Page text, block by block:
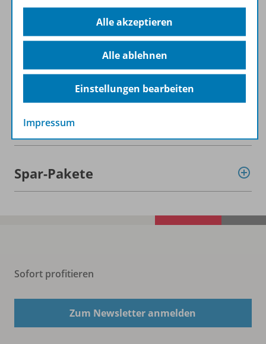
Informationen
Beschreibung
Weitere Inhalte der Ausgabe
Spar-Pakete
Sofort profitieren
Zum Newsletter anmelden
Alle akzeptieren
Alle ablehnen
Einstellungen bearbeiten
Impressum